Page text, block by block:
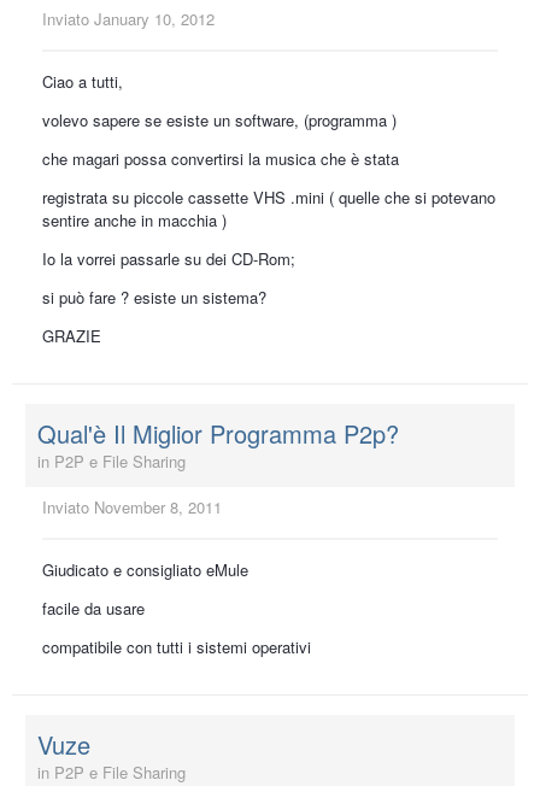
Inviato January 10, 2012
Ciao a tutti,
volevo sapere se esiste un software, (programma )
che magari possa convertirsi la musica che è stata
registrata su piccole cassette VHS .mini ( quelle che si potevano
sentire anche in macchia )
Io la vorrei passarle su dei CD-Rom;
si può fare ? esiste un sistema?
GRAZIE
Qual'è Il Miglior Programma P2p?
in P2P e File Sharing
Inviato November 8, 2011
Giudicato e consigliato eMule
facile da usare
compatibile con tutti i sistemi operativi
Vuze
in P2P e File Sharing